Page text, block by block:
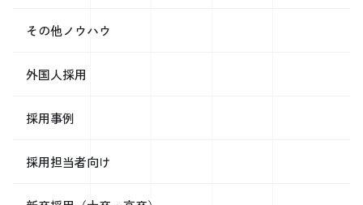
へと導くことができます。法的な要件に従い、不当な条件や誤解を招く
や採用活動でのチラシの配布のポイント アルバイト募集のチラシを効
果的に配布するには、戦略的なポスティングと配布方法を考慮する必要
が求められます。最も効果的な配布エリアを特定し、ターゲットとする
ポスティングに際しては、目立つ位置にチラシを配置し、最大限の視認
ープンハウスでの積極的な配布も、直接的なコミュニケーションを通じ
その他ノウハウ
外国人採用
採用事例
採用担当者向け